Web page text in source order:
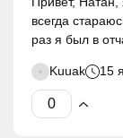
всегда
раз я был в
Kuuak 15